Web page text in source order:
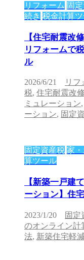
リフォーム 固
続き 税金計算
【住宅耐震改
リフォームで
ル
2026/6/21 リ
税, 住宅耐震改
ミュレーション,
ーション, 固定
固定資産税 家
算ツール
【新築一戸建
ーション】住
2023/1/20 固
のオンライン計
法, 新築住宅軽